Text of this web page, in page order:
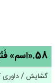
58.«اسم» فَتْح‌ٌ [2] ← فتح
گشایش / داوری